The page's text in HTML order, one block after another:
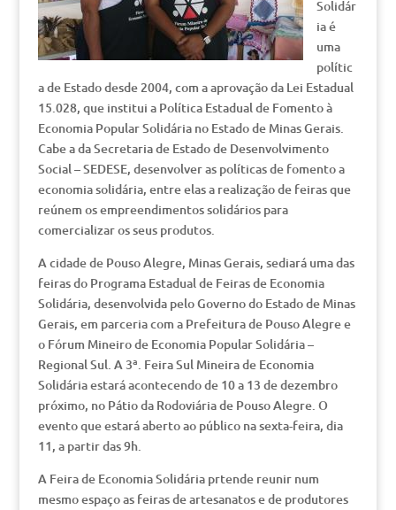
Solidár
ia é
uma
polític
a de Estado desde 2004, com a aprovação da Lei Estadual
15.028, que institui a Política Estadual de Fomento à
Economia Popular Solidária no Estado de Minas Gerais.
Cabe a da Secretaria de Estado de Desenvolvimento
Social – SEDESE, desenvolver as políticas de fomento a
economia solidária, entre elas a realização de feiras que
reúnem os empreendimentos solidários para
comercializar os seus produtos.
A cidade de Pouso Alegre, Minas Gerais, sediará uma das
feiras do Programa Estadual de Feiras de Economia
Solidária, desenvolvida pelo Governo do Estado de Minas
Gerais, em parceria com a Prefeitura de Pouso Alegre e
o Fórum Mineiro de Economia Popular Solidária –
Regional Sul. A 3ª. Feira Sul Mineira de Economia
Solidária estará acontecendo de 10 a 13 de dezembro
próximo, no Pátio da Rodoviária de Pouso Alegre. O
evento que estará aberto ao público na sexta-feira, dia
11, a partir das 9h.
A Feira de Economia Solidária prtende reunir num
mesmo espaço as feiras de artesanatos e de produtores